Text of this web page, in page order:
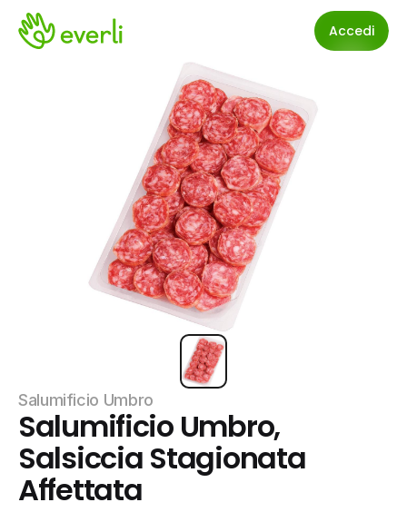
Accedi
Salumificio Umbro
Salumificio Umbro,
Salsiccia Stagionata
Affettata